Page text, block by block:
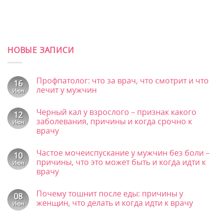
НОВЫЕ ЗАПИСИ
16
Июн
Профпатолог: что за врач, что смотрит и что
лечит у мужчин
записи
Профпатолог:
что
за
врач,
смотрит
что
лечит
у
12
Июн
Черный кал у взрослого – признак какого
заболевания, причины и когда срочно к
врачу
записи
Черный
кал
у
взрослого
признак
какого
заболевания,
10
Июн
Частое мочеиспускание у мужчин без боли –
причины, что это может быть и когда идти к
врачу
записи
Частое
мочеиспускание
08
Июн
Почему тошнит после еды: причины у
женщин, что делать и когда идти к врачу